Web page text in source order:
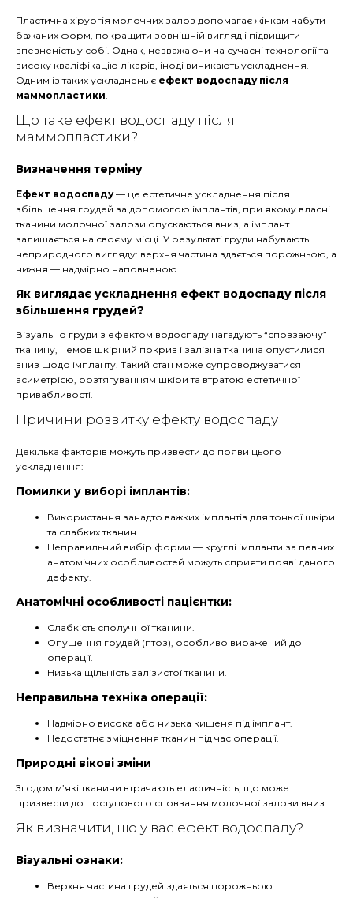
Пластична хірургія молочних залоз допомагає жінкам набути
бажаних форм, покращити зовнішній вигляд і підвищити
впевненість у собі. Однак, незважаючи на сучасні технології та
високу кваліфікацію лікарів, іноді виникають ускладнення.
Одним із таких ускладнень є ефект водоспаду після
маммопластики.
Що таке ефект водоспаду після
маммопластики?
Визначення терміну
Ефект водоспаду — це естетичне ускладнення після
збільшення грудей за допомогою імплантів, при якому власні
тканини молочної залози опускаються вниз, а імплант
залишається на своєму місці. У результаті груди набувають
неприродного вигляду: верхня частина здається порожньою, а
нижня — надмірно наповненою.
Як виглядає ускладнення ефект водоспаду після
збільшення грудей?
Візуально груди з ефектом водоспаду нагадують “сповзаючу”
тканину, немов шкірний покрив і залізна тканина опустилися
вниз щодо імпланту. Такий стан може супроводжуватися
асиметрією, розтягуванням шкіри та втратою естетичної
привабливості.
Причини розвитку ефекту водоспаду
Декілька факторів можуть призвести до появи цього
ускладнення:
Помилки у виборі імплантів:
Використання занадто важких імплантів для тонкої шкіри
та слабких тканин.
Неправильний вибір форми — круглі імпланти за певних
анатомічних особливостей можуть сприяти появі даного
дефекту.
Анатомічні особливості пацієнтки:
Слабкість сполучної тканини.
Опущення грудей (птоз), особливо виражений до
операції.
Низька щільність залізистої тканини.
Неправильна техніка операції:
Надмірно висока або низька кишеня під імплант.
Недостатнє зміцнення тканин під час операції.
Природні вікові зміни
Згодом м’які тканини втрачають еластичність, що може
призвести до поступового сповзання молочної залози вниз.
Як визначити, що у вас ефект водоспаду?
Візуальні ознаки:
Верхня частина грудей здається порожньою.